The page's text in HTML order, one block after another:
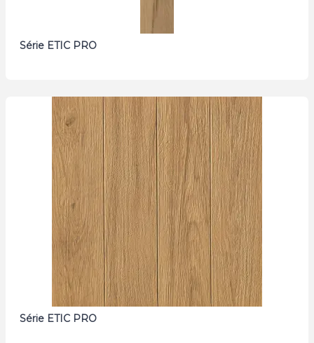
Série ETIC PRO
Série ETIC PRO